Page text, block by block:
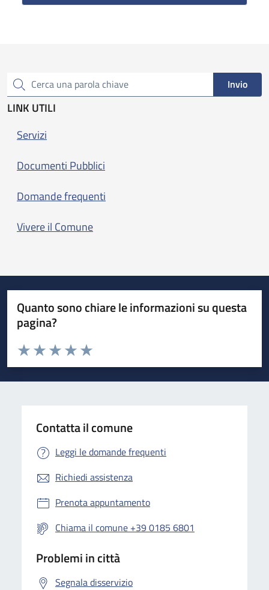
Cerca una parola chiave Invio
LINK UTILI
Servizi
Documenti Pubblici
Domande frequenti
Vivere il Comune
Quanto sono chiare le informazioni su questa
pagina?
Valuta da 1 a 5 stelle la pagina
Valuta 5 stelle su 5
Valuta 4 stelle su 5
Valuta 3 stelle su 5
Valuta 2 stelle su 5
Valuta 1 stelle su 5
Contatta il comune
Leggi le domande frequenti
Richiedi assistenza
Prenota appuntamento
Chiama il comune +39 0185 6801
Problemi in città
Segnala disservizio